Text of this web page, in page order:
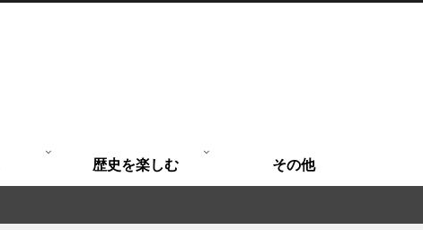
歴史を楽しむ その他